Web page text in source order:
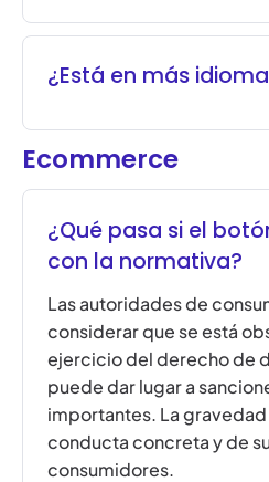
¿Está en más
Ecommerce
¿Qué pasa si el
con la normativa?
Las autoridades de
considerar que se está
ejercicio del derecho de
puede dar lugar a
importantes. La
conducta concreta y de
consumidores.